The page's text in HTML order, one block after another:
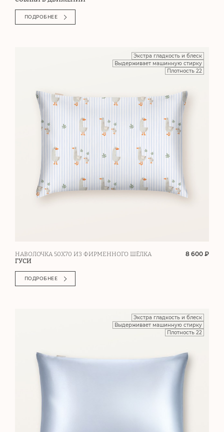
ПОДРОБНЕЕ
Экстра гладкость и блеск
Выдерживает машинную стирку
Плотность 22
НАВОЛОЧКА 50Х70 ИЗ ФИРМЕННОГО ШЁЛКА
ГУСИ
8 600 ₽
ПОДРОБНЕЕ
Экстра гладкость и блеск
Выдерживает машинную стирку
Плотность 22